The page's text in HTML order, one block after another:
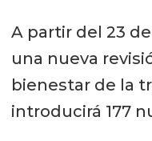
A partir del 23
una nueva
bienestar de la
introducirá 177